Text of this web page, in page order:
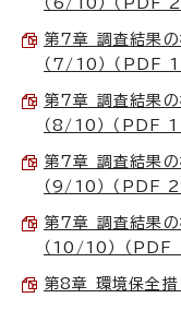
第7章 調査結果
（7/10） （PDF
第7章 調査結果
（8/10） （PDF
第7章 調査結果
（9/10） （PDF
第7章 調査結果
（10/10） （
第8章 環境保全